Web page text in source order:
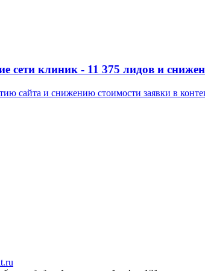
сети клиник - 11 375 лидов и
сайта и снижению стоимости заявки в